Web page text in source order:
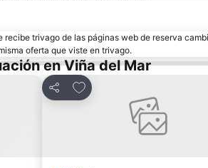
recibe trivago de las páginas web de reserva
oferta que viste en trivago.
en Viña del Mar
Compartir
Agregar a favoritos